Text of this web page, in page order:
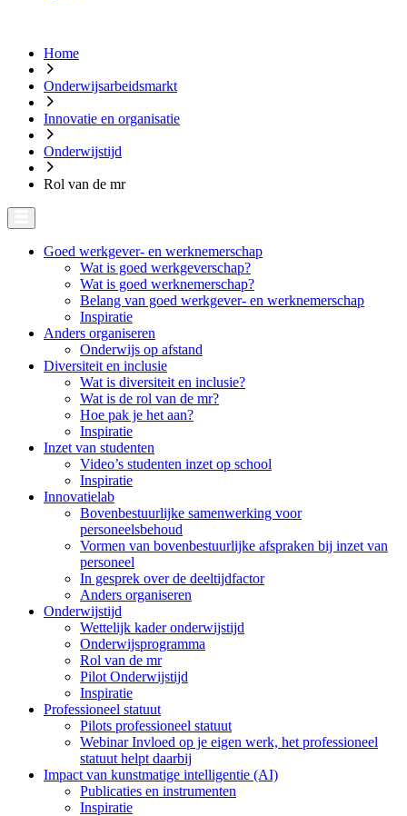
Home
Onderwijsarbeidsmarkt
Innovatie en organisatie
Onderwijstijd
Rol van de mr
Goed werkgever- en werknemerschap
Wat is goed werkgeverschap?
Wat is goed werknemerschap?
Belang van goed werkgever- en werknemerschap
Inspiratie
Anders organiseren
Onderwijs op afstand
Diversiteit en inclusie
Wat is diversiteit en inclusie?
Wat is de rol van de mr?
Hoe pak je het aan?
Inspiratie
Inzet van studenten
Video’s studenten inzet op school
Inspiratie
Innovatielab
Bovenbestuurlijke samenwerking voor
personeelsbehoud
Vormen van bovenbestuurlijke afspraken bij inzet van
personeel
In gesprek over de deeltijdfactor
Anders organiseren
Onderwijstijd
Wettelijk kader onderwijstijd
Onderwijsprogramma
Rol van de mr
Pilot Onderwijstijd
Inspiratie
Professioneel statuut
Pilots professioneel statuut
Webinar Invloed op je eigen werk, het professioneel
statuut helpt daarbij
Impact van kunstmatige intelligentie (AI)
Publicaties en instrumenten
Inspiratie